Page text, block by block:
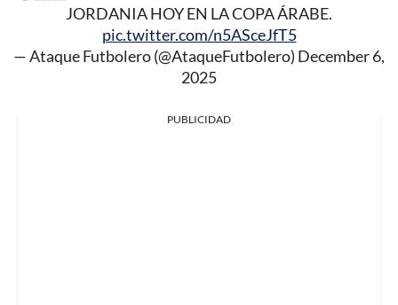
JORDANIA HOY EN LA COPA ÁRABE.
pic.twitter.com/n5ASceJfT5
— Ataque Futbolero (@AtaqueFutbolero) December 6,
2025
PUBLICIDAD